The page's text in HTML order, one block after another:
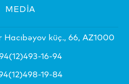
MEDİA
Hacıbəyov küç., 66, AZ1000
16-94
19-84